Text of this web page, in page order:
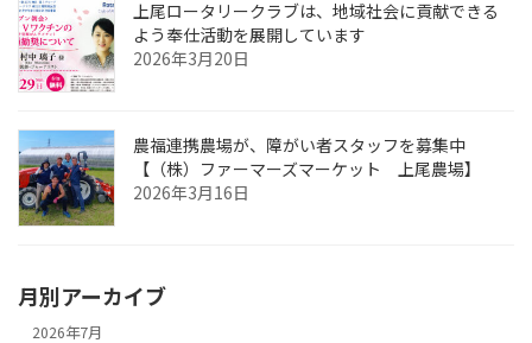
上尾ロータリークラブは、地域社会に貢献できる
よう奉仕活動を展開しています
2026年3月20日
農福連携農場が、障がい者スタッフを募集中
【（株）ファーマーズマーケット 上尾農場】
2026年3月16日
月別アーカイブ
2026年7月